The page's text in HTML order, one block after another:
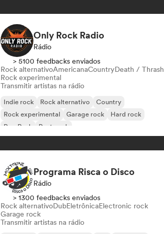
Only Rock Radio
Rádio
> 5100 feedbacks enviados
Rock alternativoAmericanaCountryDeath / Thrash
Rock experimental
Transmitir artistas na rádio
Indie rock Rock alternativo
Country
Rock experimental
Garage rock
Hard rock
Pop Punk
Post punk
Programa Risca o Disco
Rádio
> 1300 feedbacks enviados
Rock alternativoDubEletrônicaElectronic rock
Garage rock
Transmitir artistas na rádio